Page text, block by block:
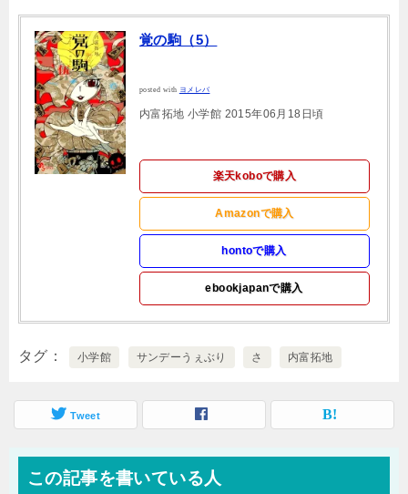
覚の駒（5）
posted with ヨメレバ
内富拓地 小学館 2015年06月18日頃
楽天koboで購入
Amazonで購入
hontoで購入
ebookjapanで購入
タグ 小学館 サンデーうぇぶり さ 内富拓地
Tweet
この記事を書いている人